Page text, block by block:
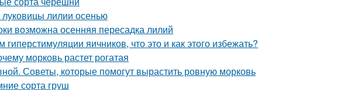
луковицы лилии осенью
возможна осенняя пересадка лилий
яичников, что это и как этого избежать?
морковь растет рогатая
Советы, которые помогут вырастить ровную морковь
сорта груш